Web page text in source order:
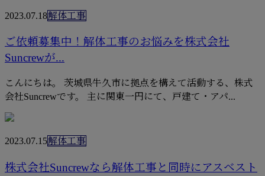
2023.07.18解体工事
ご依頼募集中！解体工事のお悩みを株式会社
Suncrewが...
こんにちは。 茨城県牛久市に拠点を構えて活動する、株式
会社Suncrewです。 主に関東一円にて、戸建て・アパ...
2023.07.15解体工事
株式会社Suncrewなら解体工事と同時にアスベスト